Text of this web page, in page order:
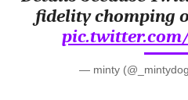
fidelity chomping
— minty